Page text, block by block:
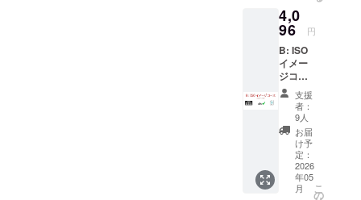
円以上
達成の
場合の
み） 必
ず、本
文の各
コース
の説明
及び本
文の注
意事項
をご覧
くださ
い。 ※
個人情
4,0
96 円
B: ISO
イメー
ジコー
ス【電
子リ
ターン
のみ】
★クレ
ジット
掲載
（希望
者の
支援
者：
9人
お届
け予
定：
2026
年05
月
こ
の